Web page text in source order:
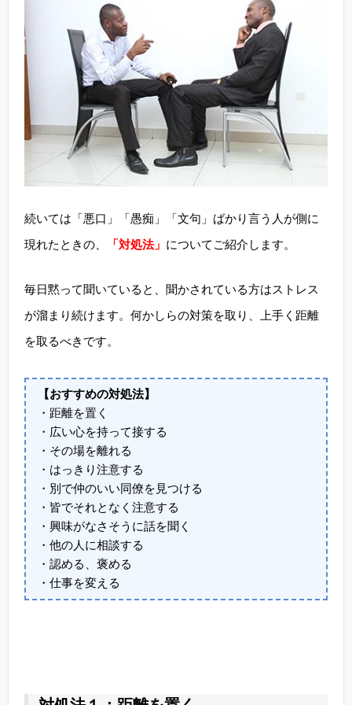
続いては「悪口」「愚痴」「文句」ばかり言う人が側に
現れたときの、
「対処法」 についてご紹介します。
毎日黙って聞いていると、聞かされている方はストレス
が溜まり続けます。何かしらの対策を取り、上手く距離
を取るべきです。
【おすすめの対処法】
・距離を置く
・広い心を持って接する
・その場を離れる
・はっきり注意する
・別で仲のいい同僚を見つける
・皆でそれとなく注意する
・興味がなさそうに話を聞く
・他の人に相談する
・認める、褒める
・仕事を変える